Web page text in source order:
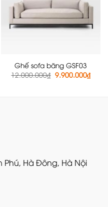
Ghế sofa băng GSF03
12.000.000₫ Giá
gốc
9.900.000₫Giá
hiện
Phú, Hà Đông, Hà Nội